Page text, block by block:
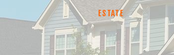
・健康 地域・観光
不動産・建築
ザイン商品注文方法
お届
お支
ESTATE